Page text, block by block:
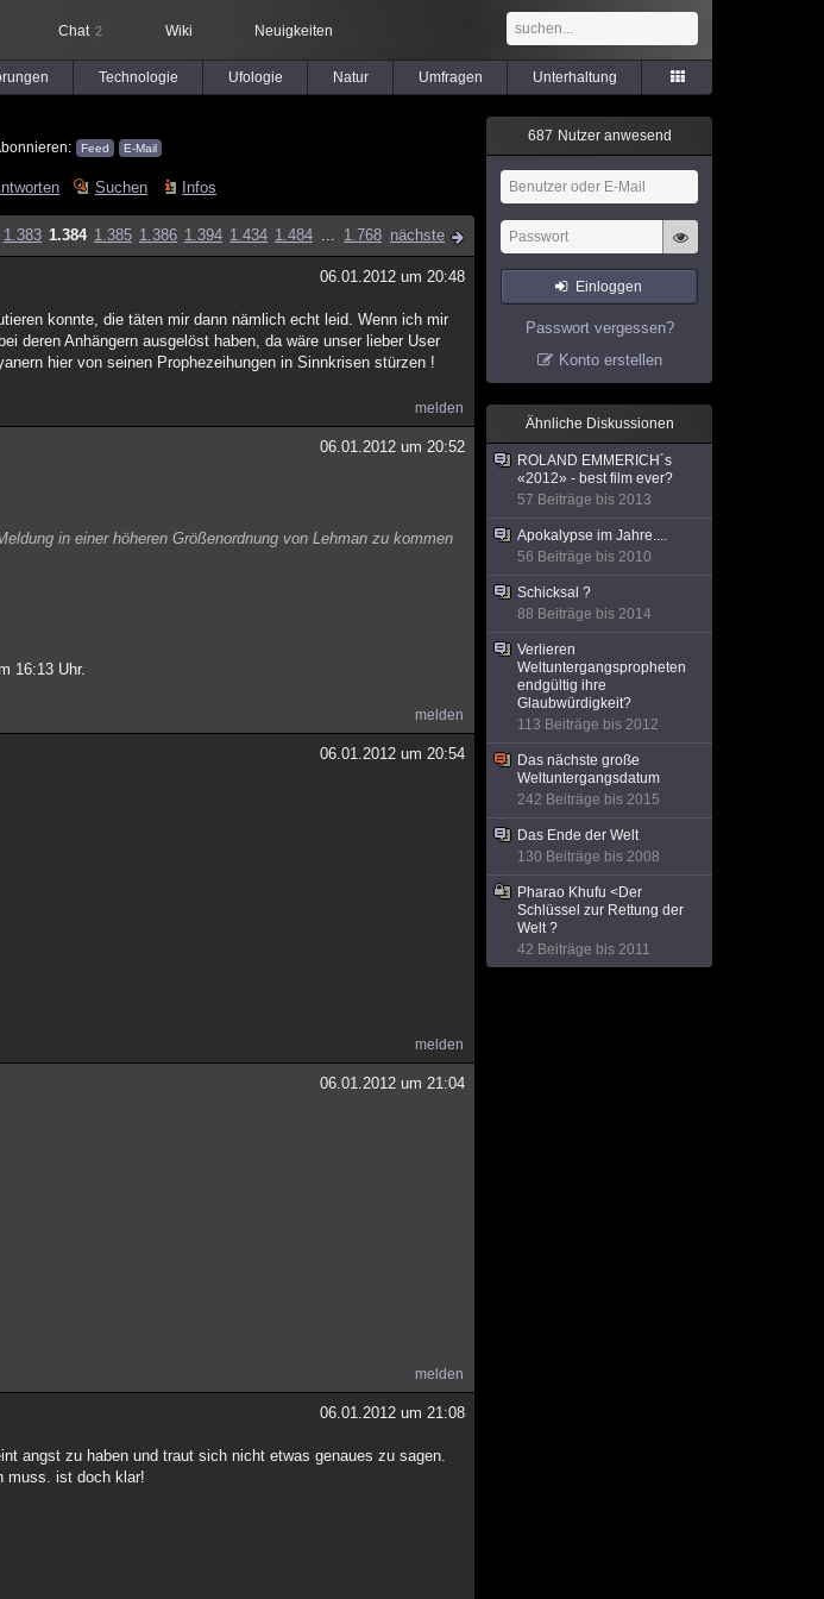
Chat 2 Wiki Neuigkeiten
Technologie Ufologie Natur Umfragen Unterhaltung
Feed E-Mail
Suchen Infos
1.383 1.384 1.385 1.386 1.394 1.434 1.484 ... 1.768 nächste
06.01.2012 um 20:48
konnte, die täten mir dann nämlich echt leid. Wenn ich mir
deren Anhängern ausgelöst haben, da wäre unser lieber User
hier von seinen Prophezeihungen in Sinnkrisen stürzen !
melden
06.01.2012 um 20:52
in einer höheren Größenordnung von Lehman zu kommen
16:13 Uhr.
melden
06.01.2012 um 20:54
melden
06.01.2012 um 21:04
melden
06.01.2012 um 21:08
angst zu haben und traut sich nicht etwas genaues zu sagen.
muss. ist doch klar!
687 Nutzer anwesend
Einloggen
Passwort vergessen?
Konto erstellen
Ähnliche Diskussionen
ROLAND EMMERICH´s
«2012» - best film ever?
57 Beiträge bis 2013
Apokalypse im Jahre....
56 Beiträge bis 2010
Schicksal ?
88 Beiträge bis 2014
Verlieren
Weltuntergangspropheten
endgültig ihre
Glaubwürdigkeit?
113 Beiträge bis 2012
Das nächste große
Weltuntergangsdatum
242 Beiträge bis 2015
Das Ende der Welt
130 Beiträge bis 2008
Pharao Khufu <Der
Schlüssel zur Rettung der
Welt ?
42 Beiträge bis 2011